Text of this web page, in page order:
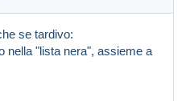
se tardivo:
nella "lista nera", assieme a